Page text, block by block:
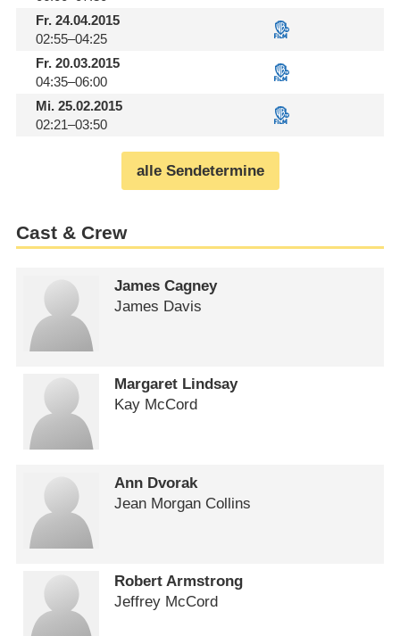
Fr.24.04.2015
02:55–04:25
Fr.20.03.2015
04:35–06:00
Mi.25.02.2015
02:21–03:50
alle Sendetermine
Cast & Crew
James Cagney
James Davis
Margaret Lindsay
Kay McCord
Ann Dvorak
Jean Morgan Collins
Robert Armstrong
Jeffrey McCord